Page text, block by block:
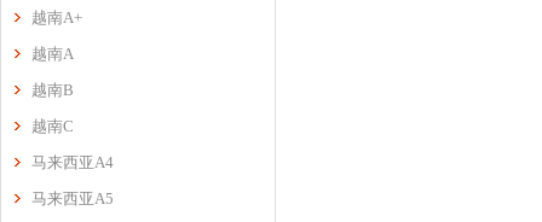
越南A+
越南A
越南B
越南C
马来西亚A4
马来西亚A5